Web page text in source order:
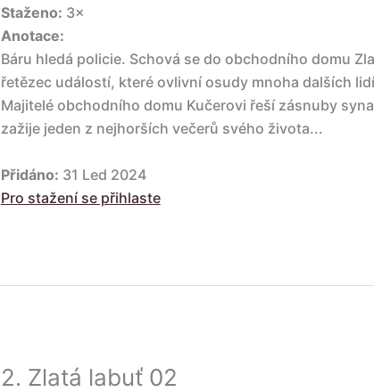
Staženo: 3×
Anotace:
Báru hledá policie. Schová se do obchodního domu
řetězec událostí, které ovlivní osudy mnoha dalších
Majitelé obchodního domu Kučerovi řeší zásnuby
zažije jeden z nejhorších večerů svého života...
Přidáno: 31 Led 2024
Pro stažení se přihlaste
2. Zlatá labuť 02